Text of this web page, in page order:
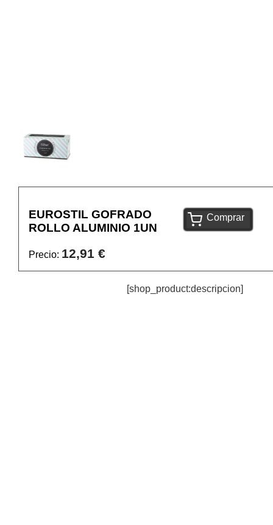
EUROSTIL GOFRADO
ROLLO ALUMINIO 1UN
Precio: 12,91 €
Comprar
[shop_product:descripcion]